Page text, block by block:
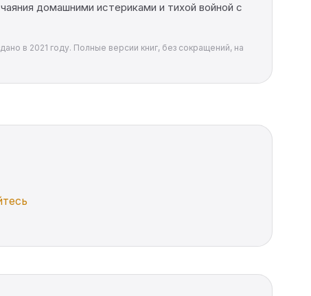
домашними истериками и тихой войной с
в 2021 году. Полные версии книг, без сокращений, на